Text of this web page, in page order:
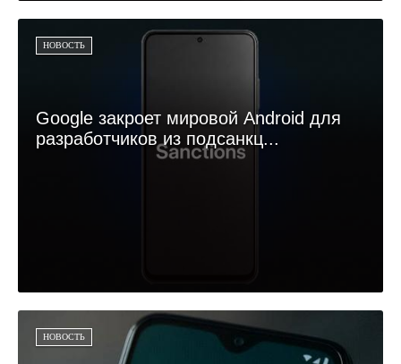
НОВОСТЬ
Google закроет мировой Android для
разработчиков из подсанкц...
НОВОСТЬ